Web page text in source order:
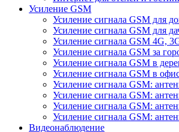
Усиление GSM
Усиление сигнала GSM для
Усиление сигнала GSM для
Усиление сигнала GSM 4G,
Усиление сигнала GSM за
Усиление сигнала GSM в
Усиление сигнала GSM в
Усиление сигнала GSM:
Усиление сигнала GSM:
Усиление сигнала GSM:
Усиление сигнала GSM:
Видеонаблюдение